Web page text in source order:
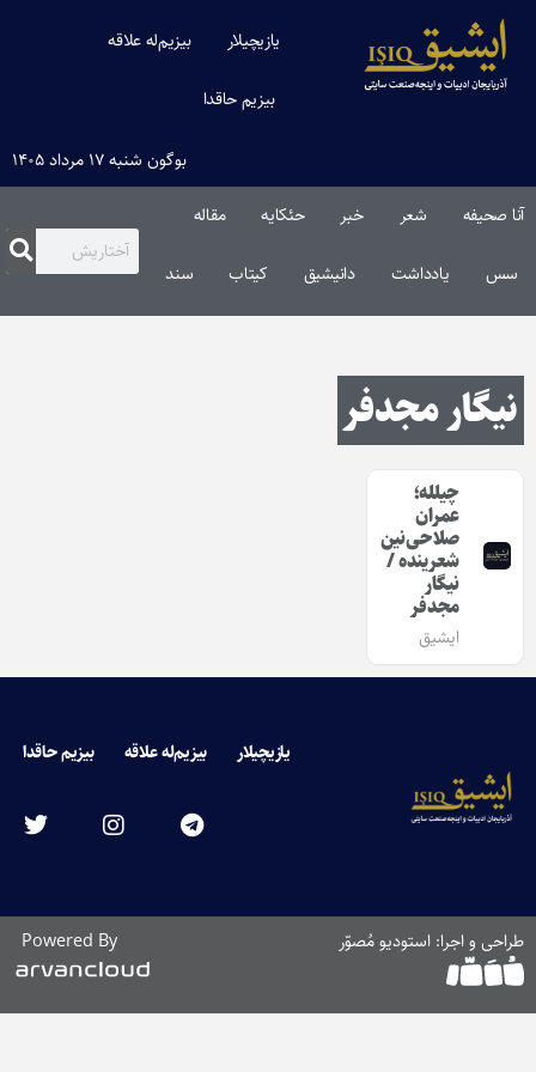
یازیچیلار بیزیم‌له علاقه
بیزیم حاقدا
بوگون شنبه ۱۷ مرداد ۱۴۰۵
آنا صحیفه شعر خبر حئکایه مقاله‌
سس یادداشت دانیشیق کیتاب سند
نیگار مجدفر
چیلله؛
عمران
صلاحی‌نین
شعرینده /
نیگار
مجدفر
ایشیق
یازیچیلار بیزیم‌له علاقه بیزیم حاقدا
طراحی و اجرا: استودیو مُصوّر Powered By